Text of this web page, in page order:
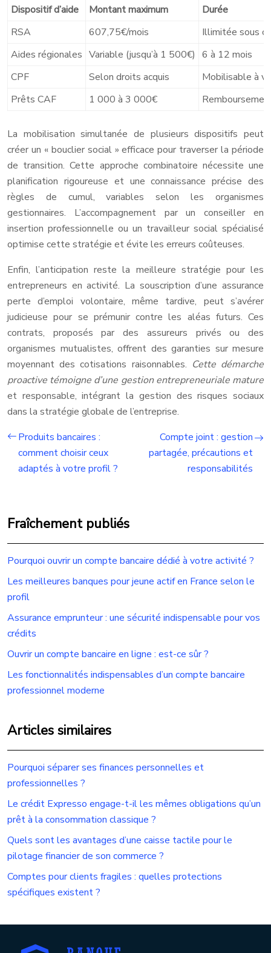
Dispositif d’aide Montant maximum
Durée
RSA
607,75€/mois
Illimitée sous
Aides régionales Variable (jusqu’à 1 500€) 6 à 12 mois
CPF
Selon droits acquis
Mobilisable à
Prêts CAF
1 000 à 3 000€
La mobilisation simultanée de plusieurs dispositifs peut
créer un « bouclier social » efficace pour traverser la période
de transition. Cette approche combinatoire nécessite une
planification rigoureuse et une connaissance précise des
règles de cumul, variables selon les organismes
gestionnaires. L’accompagnement par un conseiller en
insertion professionnelle ou un travailleur social spécialisé
optimise cette stratégie et évite les erreurs coûteuses.
Enfin, l’anticipation reste la meilleure stratégie pour les
entrepreneurs en activité. La souscription d’une assurance
perte d’emploi volontaire, même tardive, peut s’avérer
judicieuse pour se prémunir contre les aléas futurs. Ces
contrats, proposés par des assureurs privés ou des
organismes mutualistes, offrent des garanties sur mesure
moyennant des cotisations raisonnables. Cette démarche
proactive témoigne d’une gestion entrepreneuriale mature
et responsable, intégrant la gestion des risques sociaux
dans la stratégie globale de l’entreprise.
Produits bancaires :
comment choisir ceux
adaptés à votre profil ?
Compte joint : gestion
partagée, précautions et
responsabilités
Fraîchement publiés
Pourquoi ouvrir un compte bancaire dédié à votre activité ?
Les meilleures banques pour jeune actif en France selon le
profil
Assurance emprunteur : une sécurité indispensable pour vos
crédits
Ouvrir un compte bancaire en ligne : est-ce sûr ?
Les fonctionnalités indispensables d’un compte bancaire
professionnel moderne
Articles similaires
Pourquoi séparer ses finances personnelles et
professionnelles ?
Le crédit Expresso engage-t-il les mêmes obligations qu’un
prêt à la consommation classique ?
Quels sont les avantages d’une caisse tactile pour le
pilotage financier de son commerce ?
Comptes pour clients fragiles : quelles protections
spécifiques existent ?